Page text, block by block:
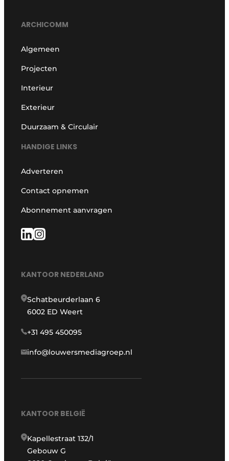
ARCHICOMM
Algemeen
Projecten
Interieur
Exterieur
Duurzaam & Circulair
HANDIGE LINKS
Adverteren
Contact opnemen
Abonnement aanvragen
KANTOOR NEDERLAND
Schatbeurderlaan 6
6002 ED Weert
+31 495 450095
info@louwersmediagroep.nl
KANTOOR BELGIË
Kapellestraat 132/1
Gebouw G